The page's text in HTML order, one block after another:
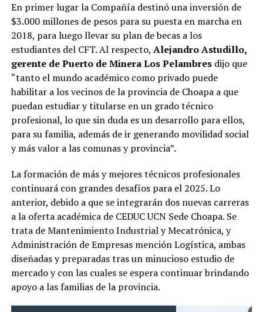
En primer lugar la Compañía destinó una inversión de
$3.000 millones de pesos para su puesta en marcha en
2018, para luego llevar su plan de becas a los
estudiantes del CFT. Al respecto, Alejandro Astudillo,
gerente de Puerto de Minera Los Pelambresdijo que
“tanto el mundo académico como privado puede
habilitar a los vecinos de la provincia de Choapa a que
puedan estudiar y titularse en un grado técnico
profesional, lo que sin duda es un desarrollo para ellos,
para su familia, además de ir generando movilidad social
y más valor a las comunas y provincia”.
La formación de más y mejores técnicos profesionales
continuará con grandes desafíos para el 2025. Lo
anterior, debido a que se integrarán dos nuevas carreras
a la oferta académica de CEDUC UCN Sede Choapa. Se
trata de Mantenimiento Industrial y Mecatrónica, y
Administración de Empresas mención Logística, ambas
diseñadas y preparadas tras un minucioso estudio de
mercado y con las cuales se espera continuar brindando
apoyo a las familias de la provincia.